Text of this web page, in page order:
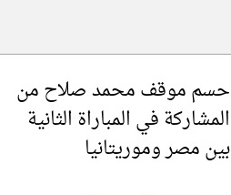
حسم موقف محمد صلاح من
المشاركة في المباراة الثانية
بين مصر وموريتانيا